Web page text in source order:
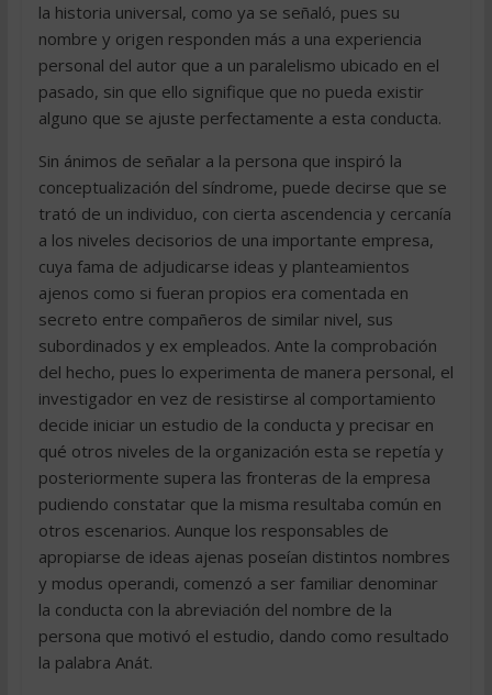
la historia universal, como ya se señaló, pues su
nombre y origen responden más a una experiencia
personal del autor que a un paralelismo ubicado en el
pasado, sin que ello signifique que no pueda existir
alguno que se ajuste perfectamente a esta conducta.
Sin ánimos de señalar a la persona que inspiró la
conceptualización del síndrome, puede decirse que se
trató de un individuo, con cierta ascendencia y cercanía
a los niveles decisorios de una importante empresa,
cuya fama de adjudicarse ideas y planteamientos
ajenos como si fueran propios era comentada en
secreto entre compañeros de similar nivel, sus
subordinados y ex empleados. Ante la comprobación
del hecho, pues lo experimenta de manera personal, el
investigador en vez de resistirse al comportamiento
decide iniciar un estudio de la conducta y precisar en
qué otros niveles de la organización esta se repetía y
posteriormente supera las fronteras de la empresa
pudiendo constatar que la misma resultaba común en
otros escenarios. Aunque los responsables de
apropiarse de ideas ajenas poseían distintos nombres
y modus operandi, comenzó a ser familiar denominar
la conducta con la abreviación del nombre de la
persona que motivó el estudio, dando como resultado
la palabra Anát.